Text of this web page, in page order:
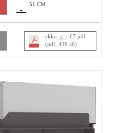
51 СМ
ekko_g_r 67.pdf
(pdf, 438 кб)